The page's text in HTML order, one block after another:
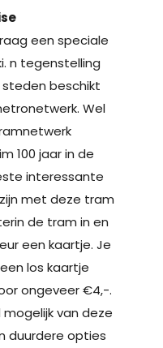
een speciale
n tegenstelling
beschikt
Wel
100 jaar in de
interessante
met deze tram
de tram in en
een kaartje. Je
los kaartje
ongeveer €4,-.
van deze
duurdere opties